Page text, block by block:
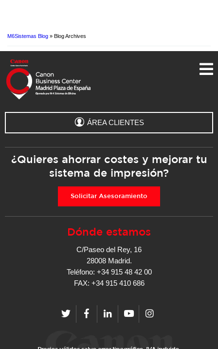
M6Sistemas Blog » Blog Archives
ÁREA CLIENTES
¿Quieres ahorrar costes y mejorar tu
sistema de impresión?
Solicitar Asesoramiento
Dónde estamos
C/Paseo del Rey, 16
28008 Madrid.
Teléfono: +34 915 48 42 00
FAX: +34 915 410 686